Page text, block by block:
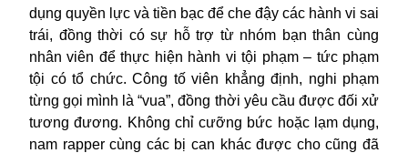
dụng quyền lực và tiền bạc để che đậy các hành vi sai
trái, đồng thời có sự hỗ trợ từ nhóm bạn thân cùng
nhân viên để thực hiện hành vi tội phạm – tức phạm
tội có tổ chức. Công tố viên khẳng định, nghi phạm
từng gọi mình là “vua”, đồng thời yêu cầu được đối xử
tương đương. Không chỉ cưỡng bức hoặc lạm dụng,
nam rapper cùng các bị can khác được cho cũng đã